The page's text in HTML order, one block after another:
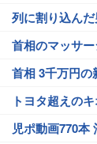
列に割り込ん
首相のマッサ
首相 3千万円
トヨタ超えの
児ポ動画770本